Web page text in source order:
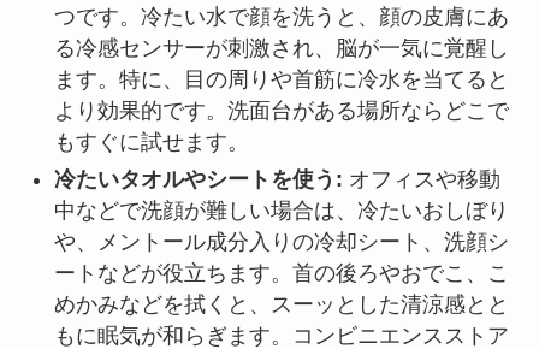
つです。冷たい水で顔を洗うと、顔の皮膚にあ
る冷感センサーが刺激され、脳が一気に覚醒し
ます。特に、目の周りや首筋に冷水を当てると
より効果的です。洗面台がある場所ならどこで
もすぐに試せます。
冷たいタオルやシートを使う: オフィスや移動
中などで洗顔が難しい場合は、冷たいおしぼり
や、メントール成分入りの冷却シート、洗顔シ
ートなどが役立ちます。首の後ろやおでこ、こ
めかみなどを拭くと、スーッとした清涼感とと
もに眠気が和らぎます。コンビニエンスストア